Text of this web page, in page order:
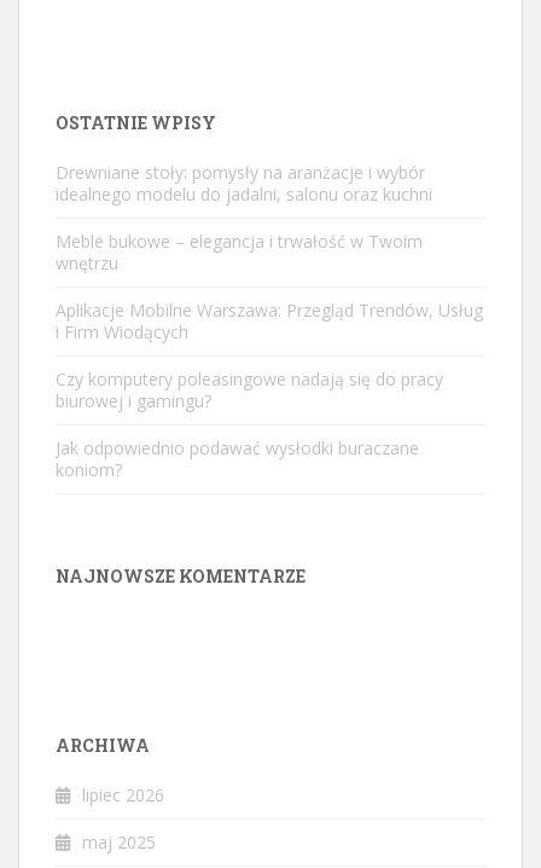
OSTATNIE WPISY
Drewniane stoły: pomysły na aranżacje i wybór
idealnego modelu do jadalni, salonu oraz kuchni
Meble bukowe – elegancja i trwałość w Twoim
wnętrzu
Aplikacje Mobilne Warszawa: Przegląd Trendów, Usług
i Firm Wiodących
Czy komputery poleasingowe nadają się do pracy
biurowej i gamingu?
Jak odpowiednio podawać wysłodki buraczane
koniom?
NAJNOWSZE KOMENTARZE
ARCHIWA
lipiec 2026
maj 2025